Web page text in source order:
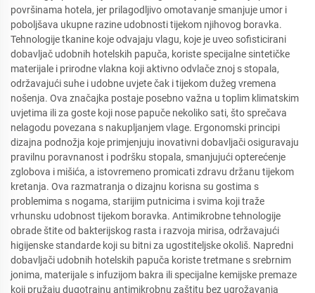
površinama hotela, jer prilagodljivo omotavanje smanjuje umor i
poboljšava ukupne razine udobnosti tijekom njihovog boravka.
Tehnologije tkanine koje odvajaju vlagu, koje je uveo sofisticirani
dobavljač udobnih hotelskih papuča, koriste specijalne sintetičke
materijale i prirodne vlakna koji aktivno odvlače znoj s stopala,
održavajući suhe i udobne uvjete čak i tijekom dužeg vremena
nošenja. Ova značajka postaje posebno važna u toplim klimatskim
uvjetima ili za goste koji nose papuče nekoliko sati, što sprečava
nelagodu povezana s nakupljanjem vlage. Ergonomski principi
dizajna podnožja koje primjenjuju inovativni dobavljači osiguravaju
pravilnu poravnanost i podršku stopala, smanjujući opterećenje
zglobova i mišića, a istovremeno promicati zdravu držanu tijekom
kretanja. Ova razmatranja o dizajnu korisna su gostima s
problemima s nogama, starijim putnicima i svima koji traže
vrhunsku udobnost tijekom boravka. Antimikrobne tehnologije
obrade štite od bakterijskog rasta i razvoja mirisa, održavajući
higijenske standarde koji su bitni za ugostiteljske okoliš. Napredni
dobavljači udobnih hotelskih papuča koriste tretmane s srebrnim
jonima, materijale s infuzijom bakra ili specijalne kemijske premaze
koji pružaju dugotrajnu antimikrobnu zaštitu bez ugrožavanja